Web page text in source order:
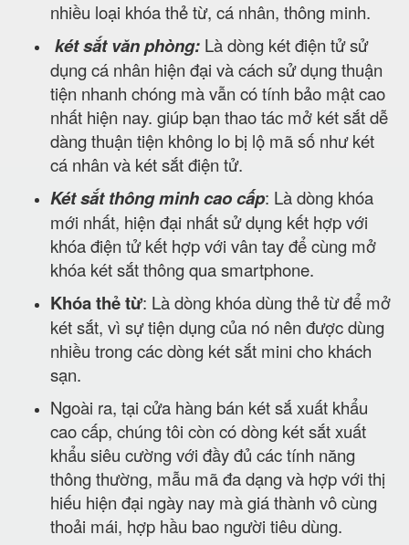
nhiều loại khóa thẻ từ, cá nhân, thông minh.
két sắt văn phòng: Là dòng két điện tử sử
dụng cá nhân hiện đại và cách sử dụng thuận
tiện nhanh chóng mà vẫn có tính bảo mật cao
nhất hiện nay. giúp bạn thao tác mở két sắt dễ
dàng thuận tiện không lo bị lộ mã số như két
cá nhân và két sắt điện tử.
Két sắt thông minh cao cấp: Là dòng khóa
mới nhất, hiện đại nhất sử dụng kết hợp với
khóa điện tử kết hợp với vân tay để cùng mở
khóa két sắt thông qua smartphone.
Khóa thẻ từ: Là dòng khóa dùng thẻ từ để mở
két sắt, vì sự tiện dụng của nó nên được dùng
nhiều trong các dòng két sắt mini cho khách
sạn.
Ngoài ra, tại cửa hàng bán két sắ xuất khẩu
cao cấp, chúng tôi còn có dòng két sắt xuất
khẩu siêu cường với đầy đủ các tính năng
thông thường, mẫu mã đa dạng và hợp với thị
hiếu hiện đại ngày nay mà giá thành vô cùng
thoải mái, hợp hầu bao người tiêu dùng.